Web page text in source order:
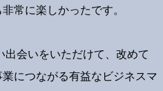
常に楽しかったです。
出会いをいただけて、改めて
につながる有益なビジネスマ